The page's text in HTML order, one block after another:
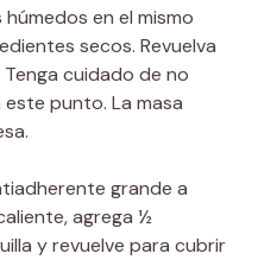
en el mismo
secos. Revuelva
cuidado de no
punto. La masa
grande a
agrega ½
y revuelve para cubrir